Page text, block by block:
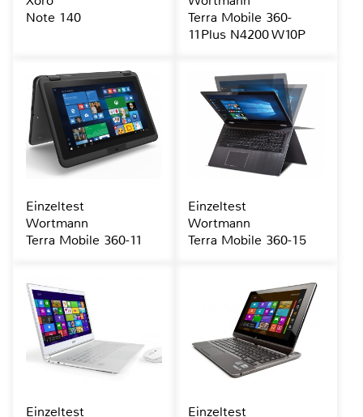
Note 140
Terra Mobile 360-
11Plus N4200 W10P
Einzeltest
Wortmann
Terra Mobile 360-11
Einzeltest
Wortmann
Terra Mobile 360-15
Einzeltest
Einzeltest